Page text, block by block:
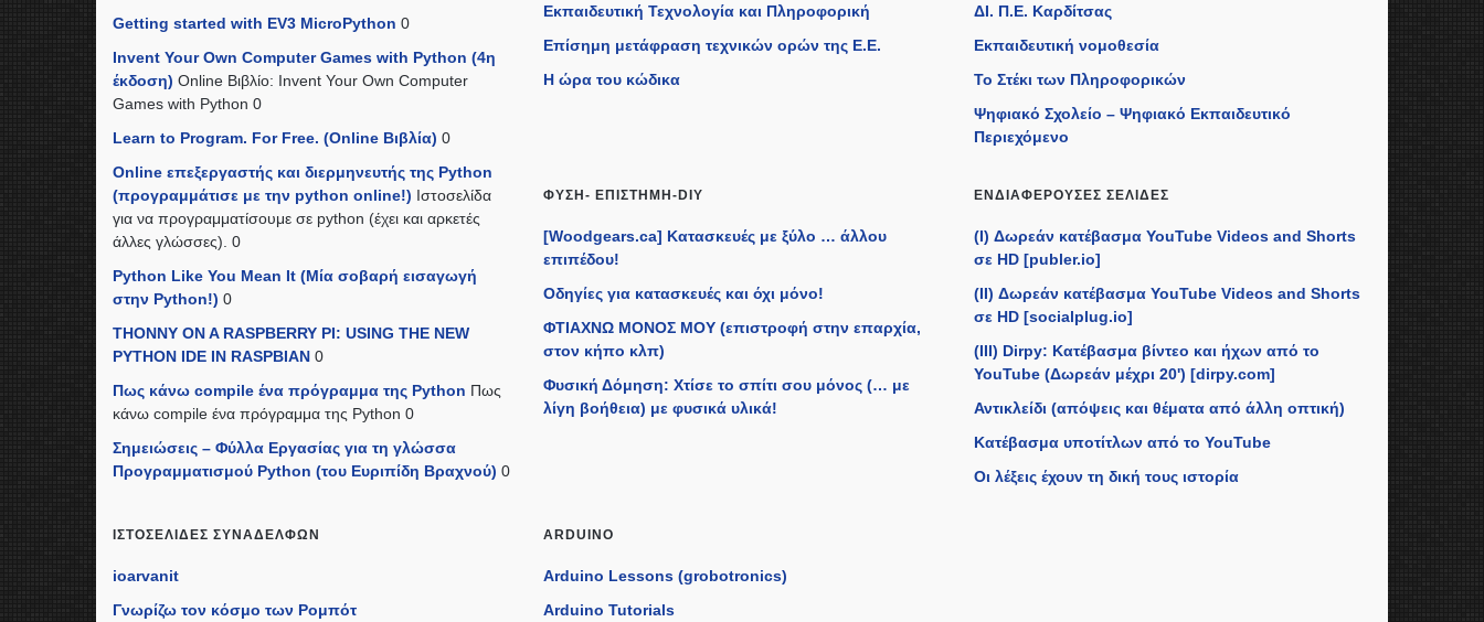
Getting started with EV3 MicroPython 0
Invent Your Own Computer Games with Python (4η
έκδοση) Online Βιβλίο: Invent Your Own Computer
Games with Python 0
Learn to Program. For Free. (Online Βιβλία) 0
Online επεξεργαστής και διερμηνευτής της Python
(προγραμμάτισε με την python online!) Ιστοσελίδα
για να προγραμματίσουμε σε python (έχει και αρκετές
άλλες γλώσσες). 0
Python Like You Mean It (Mία σοβαρή εισαγωγή
στην Python!) 0
THONNY ON A RASPBERRY PI: USING THE NEW
PYTHON IDE IN RASPBIAN 0
Πως κάνω compile ένα πρόγραμμα της Python Πως
κάνω compile ένα πρόγραμμα της Python 0
Σημειώσεις – Φύλλα Εργασίας για τη γλώσσα
Προγραμματισμού Python (του Ευριπίδη Βραχνού) 0
Εκπαιδευτική Τεχνολογία και Πληροφορική
Επίσημη μετάφραση τεχνικών ορών της Ε.Ε.
Η ώρα του κώδικα
ΔΙ. Π.Ε. Καρδίτσας
Εκπαιδευτική νομοθεσία
Το Στέκι των Πληροφορικών
Ψηφιακό Σχολείο – Ψηφιακό Εκπαιδευτικό
Περιεχόμενο
ΦΎΣΗ- ΕΠΙΣΤΉΜΗ-DIY
[Woodgears.ca] Κατασκευές με ξύλο … άλλου
επιπέδου!
Οδηγίες για κατασκευές και όχι μόνο!
ΦΤΙΑΧΝΩ ΜΟΝΟΣ ΜΟΥ (επιστροφή στην επαρχία,
στον κήπο κλπ)
Φυσική Δόμηση: Χτίσε το σπίτι σου μόνος (… με
λίγη βοήθεια) με φυσικά υλικά!
ΕΝΔΙΑΦΈΡΟΥΣΕΣ ΣΕΛΊΔΕΣ
(I) Δωρεάν κατέβασμα YouTube Videos and Shorts
σε HD [publer.io]
(II) Δωρεάν κατέβασμα YouTube Videos and Shorts
σε HD [socialplug.io]
(III) Dirpy: Κατέβασμα βίντεο και ήχων από το
YouTube (Δωρεάν μέχρι 20') [dirpy.com]
Αντικλείδι (απόψεις και θέματα από άλλη οπτική)
Κατέβασμα υποτίτλων από το YouTube
Οι λέξεις έχουν τη δική τους ιστορία
ΙΣΤΟΣΕΛΊΔΕΣ ΣΥΝΑΔΈΛΦΩΝ
ioarvanit
Γνωρίζω τον κόσμο των Ρομπότ
ARDUINO
Arduino Lessons (grobotronics)
Arduino Tutorials